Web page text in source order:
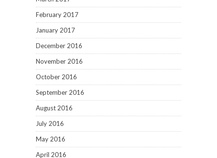
February 2017
January 2017
December 2016
November 2016
October 2016
September 2016
August 2016
July 2016
May 2016
April 2016